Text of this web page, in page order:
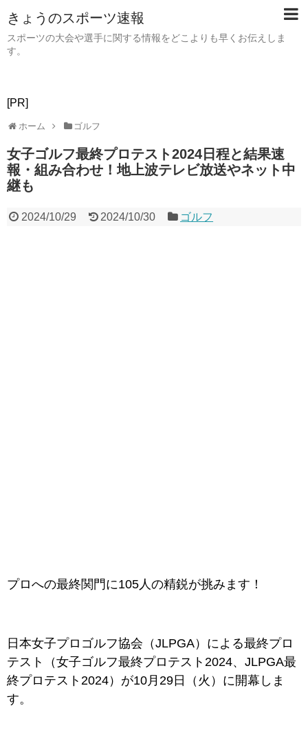
きょうのスポーツ速報
スポーツの大会や選手に関する情報をどこよりも早くお伝えしま
す。
[PR]
ホーム ゴルフ
女子ゴルフ最終プロテスト2024日程と結果速
報・組み合わせ！地上波テレビ放送やネット中
継も
2024/10/29 2024/10/30 ゴルフ
プロへの最終関門に105人の精鋭が挑みます！
日本女子プロゴルフ協会（JLPGA）による最終プロ
テスト（女子ゴルフ最終プロテスト2024、JLPGA最
終プロテスト2024）が10月29日（火）に開幕しま
す。